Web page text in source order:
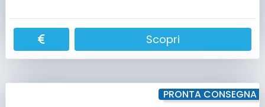
Scopri
PRONTA CONSEGNA